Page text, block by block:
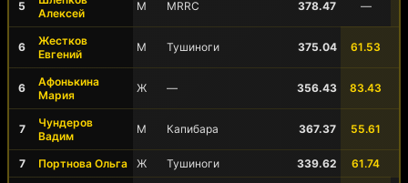
5
Алексей
М MRRC 378.47 —
6
Жестков
Евгений
М Тушиноги 375.04 61.53
6
Афонькина
Мария
Ж — 356.43 83.43
7
Чундеров
Вадим
М Капибара 367.37 55.61
7 Портнова Ольга Ж Тушиноги 339.62 61.74